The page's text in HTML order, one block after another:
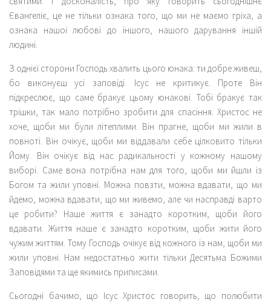
Євангеліє, це не тільки ознака того, що ми не маємо гріха, а
ознака нашої любові до іншого, нашого дарування іншій
людині.
З однієї сторони Господь хвалить цього юнака: ти добре живеш,
бо виконуєш усі заповіді. Ісус не критикує. Проте Він
підкреслює, що саме бракує цьому юнакові. Тобі бракує так
трішки, так мало потрібно зробити для спасіння. Христос не
хоче, щоби ми були літеплими. Він прагне, щоби ми жили в
повноті. Він очікує, щоби ми віддавали себе цілковито тільки
Йому. Він очікує від нас радикальності у кожному нашому
виборі. Саме вона потрібна нам для того, щоби ми йшли із
Богом та жили уповні. Можна повзти, можна вдавати, що ми
йдемо, можна вдавати, що ми живемо, але чи насправді варто
це робити? Наше життя є занадто коротким, щоби його
вдавати. Життя наше є занадто коротким, щоби жити його
чужим життям. Тому Господь очікує від кожного із нам, щоби ми
жили уповні. Нам недостатньо жити тільки Десятьма Божими
Заповідями та ще якимись приписами.
Сьогодні бачимо, що Ісус Христос говорить, що полюбити